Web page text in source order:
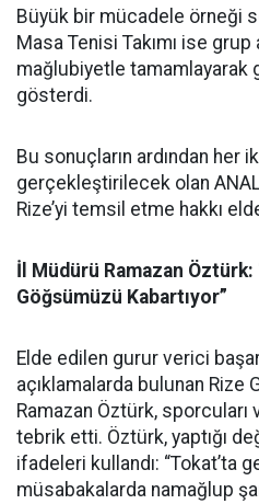
Büyük bir mücadele örneği
Masa Tenisi Takımı ise grup
mağlubiyetle tamamlayarak
gösterdi.
Bu sonuçların ardından her
gerçekleştirilecek olan
Rize’yi temsil etme hakkı
İl Müdürü Ramazan
Göğsümüzü Kabartıyor”
Elde edilen gurur verici
açıklamalarda bulunan Rize
Ramazan Öztürk,
tebrik etti. Öztürk, yaptığı
ifadeleri kullandı: “Tokat’ta
müsabakalarda namağlup